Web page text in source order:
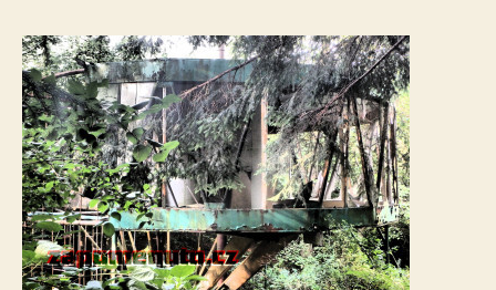
cz-
P724159700010